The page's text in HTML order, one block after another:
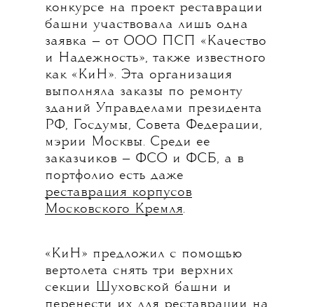
конкурсе на проект реставрации
башни участвовала лишь одна
заявка — от ООО ПСП «Качество
и Надежность», также известного
как «КиН». Эта организация
выполняла заказы по ремонту
зданий Управделами президента
РФ, Госдумы, Совета Федерации,
мэрии Москвы. Среди ее
заказчиков — ФСО и ФСБ, а в
портфолио есть даже
реставрация корпусов
Московского Кремля.
«КиН» предложил с помощью
вертолета снять три верхних
секции Шуховской башни и
перенести их для реставрации на